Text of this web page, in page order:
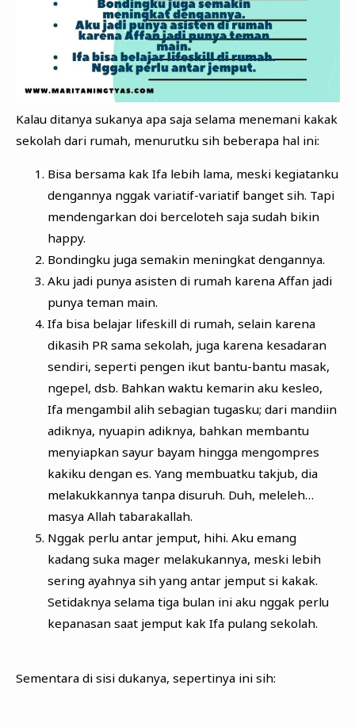
Kalau ditanya sukanya apa saja selama menemani kakak
sekolah dari rumah, menurutku sih beberapa hal ini:
Bisa bersama kak Ifa lebih lama, meski kegiatanku
dengannya nggak variatif-variatif banget sih. Tapi
mendengarkan doi berceloteh saja sudah bikin
happy.
Bondingku juga semakin meningkat dengannya.
Aku jadi punya asisten di rumah karena Affan jadi
punya teman main.
Ifa bisa belajar lifeskill di rumah, selain karena
dikasih PR sama sekolah, juga karena kesadaran
sendiri, seperti pengen ikut bantu-bantu masak,
ngepel, dsb. Bahkan waktu kemarin aku kesleo,
Ifa mengambil alih sebagian tugasku; dari mandiin
adiknya, nyuapin adiknya, bahkan membantu
menyiapkan sayur bayam hingga mengompres
kakiku dengan es. Yang membuatku takjub, dia
melakukkannya tanpa disuruh. Duh, meleleh…
masya Allah tabarakallah.
Nggak perlu antar jemput, hihi. Aku emang
kadang suka mager melakukannya, meski lebih
sering ayahnya sih yang antar jemput si kakak.
Setidaknya selama tiga bulan ini aku nggak perlu
kepanasan saat jemput kak Ifa pulang sekolah.
Sementara di sisi dukanya, sepertinya ini sih: